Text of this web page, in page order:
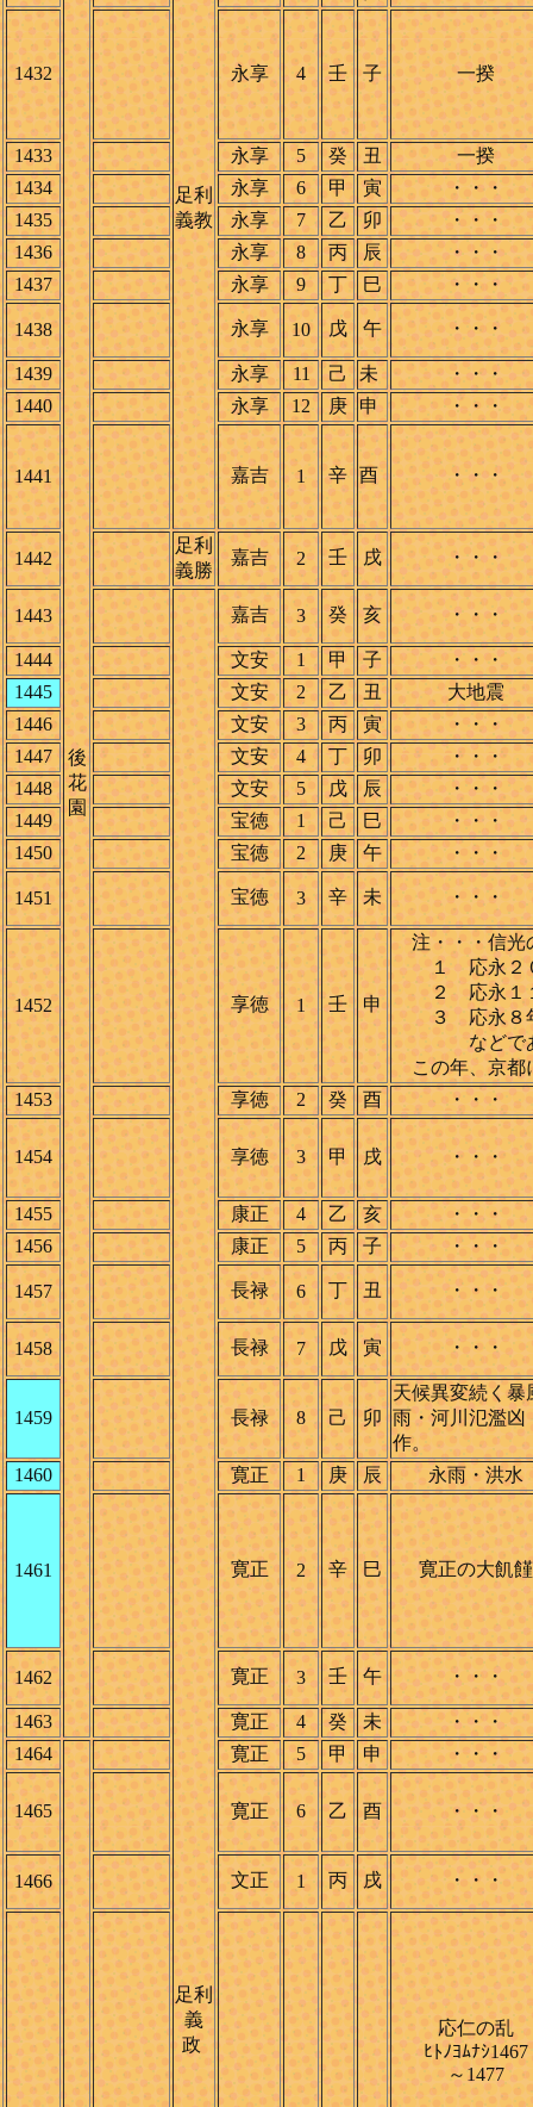
後
花
園
足利
義教
1432 永享 4 壬 子 一揆
1433 永享 5 癸 丑
一揆
1434
永享 6 甲 寅
・・・
1435
永享 7 乙 卯
・・・
1436
永享 8 丙 辰
・・・
1437
永享 9 丁 巳 ・・・
1438 永享 10 戊 午 ・・・
1439 永享 11 己 未
・・・
1440
永享 12 庚 申 ・・・
1441 嘉吉 1 辛 酉 ・・・
1442
足利
義勝
嘉吉 2 壬 戌 ・・・
1443
足利
義
政
嘉吉 3 癸 亥 ・・・
1444 文安 1 甲 子
・・・
1445
文安 2 乙 丑
大地震
1446
文安 3 丙 寅
・・・
1447
文安 4 丁 卯
・・・
1448
文安 5 戊 辰
・・・
1449
宝徳 1 己 巳
・・・
1450
宝徳 2 庚 午 ・・・
1451 宝徳 3 辛 未 ・・・
1452 享徳 1 壬 申
注・・・信光
１ 応永２０
２ 応永１１
３ 応永８年
などである
この年、京都
1453
享徳 2 癸 酉 ・・・
1454 享徳 3 甲 戌 ・・・
1455 康正 4 乙 亥
・・・
1456
康正 5 丙 子 ・・・
1457 長禄 6 丁 丑 ・・・
1458 長禄 7 戊 寅 ・・・
1459 長禄 8 己 卯
天候異変続く暴
雨・河川氾濫凶
作。
1460
寛正 1 庚 辰 永雨・洪水
1461 寛正 2 辛 巳 寛正の大飢饉
1462 寛正 3 壬 午 ・・・
1463 寛正 4 癸 未
・・・
1464
寛正 5 甲 申 ・・・
1465 寛正 6 乙 酉 ・・・
1466 文正 1 丙 戌 ・・・
応仁の乱
ﾋﾄﾉﾖﾑﾅｼ1467
～1477